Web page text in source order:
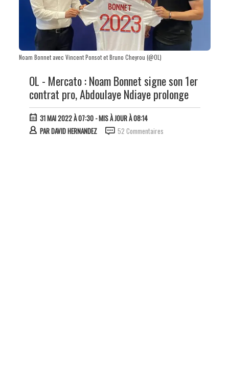
Noam Bonnet avec Vincent Ponsot et Bruno Cheyrou (@OL)
OL - Mercato : Noam Bonnet signe son 1er
contrat pro, Abdoulaye Ndiaye prolonge
31 MAI 2022 À 07:30- MIS À JOUR À 08:14
PARDAVID HERNANDEZ 52 Commentaires